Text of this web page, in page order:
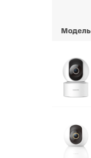
Модель